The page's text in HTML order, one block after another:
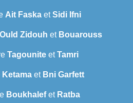
Ait FaskaetSidi Ifni
Zidouh et Bouarouss
Tagounite etTamri
Ketamaet Bni Garfett
Boukhalefet Ratba